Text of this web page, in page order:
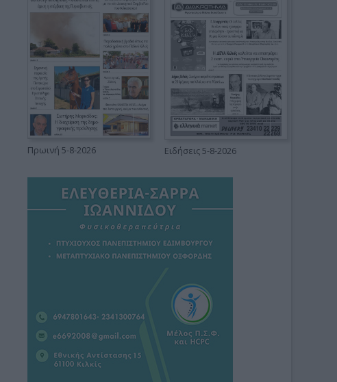
Πρωινή 5-8-2026 Ειδήσεις 5-8-2026